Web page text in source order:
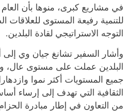
في مشاريع كبرى، منوها بأن
للتنمية رفيعة المستوى للعلاقات
التوجه الاستراتيجي لقادة البلدين.
وأشار السفير تشانغ جيان وي إلى
البلدين عملت على مستوى عال،
جميع المستويات أكثر نموا
الثقافية التي تهدف إلى إرساء
من التعاون في إطار مبادرة